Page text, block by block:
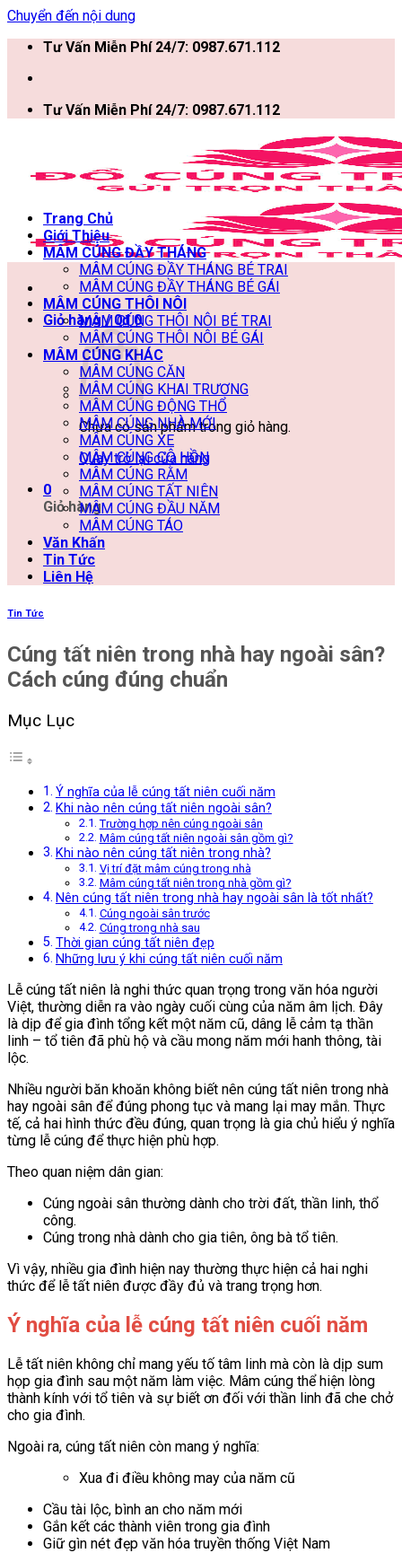
Chuyển đến nội dung
Tư Vấn Miễn Phí 24/7: 0987.671.112
Tư Vấn Miễn Phí 24/7: 0987.671.112
Giỏ hàng /0₫ 0
Chưa có sản phẩm trong giỏ hàng.
Quay trở lại cửa hàng
0
Giỏ hàng
Trang Chủ
Giới Thiệu
MÂM CÚNG ĐẦY THÁNG
MÂM CÚNG ĐẦY THÁNG BÉ TRAI
MÂM CÚNG ĐẦY THÁNG BÉ GÁI
MÂM CÚNG THÔI NÔI
MÂM CÚNG THÔI NÔI BÉ TRAI
MÂM CÚNG THÔI NÔI BÉ GÁI
MÂM CÚNG KHÁC
MÂM CÚNG CĂN
MÂM CÚNG KHAI TRƯƠNG
MÂM CÚNG ĐỘNG THỔ
MÂM CÚNG NHÀ MỚI
MÂM CÚNG XE
MÂM CÚNG CÔ HỒN
MÂM CÚNG RẰM
MÂM CÚNG TẤT NIÊN
MÂM CÚNG ĐẦU NĂM
MÂM CÚNG TÁO
Văn Khấn
Tin Tức
Liên Hệ
Tin Tức
Cúng tất niên trong nhà hay ngoài sân?
Cách cúng đúng chuẩn
Mục Lục
Ý nghĩa của lễ cúng tất niên cuối năm
Khi nào nên cúng tất niên ngoài sân?
Trường hợp nên cúng ngoài sân
Mâm cúng tất niên ngoài sân gồm gì?
Khi nào nên cúng tất niên trong nhà?
Vị trí đặt mâm cúng trong nhà
Mâm cúng tất niên trong nhà gồm gì?
Nên cúng tất niên trong nhà hay ngoài sân là tốt nhất?
Cúng ngoài sân trước
Cúng trong nhà sau
Thời gian cúng tất niên đẹp
Những lưu ý khi cúng tất niên cuối năm
Lễ cúng tất niên là nghi thức quan trọng trong văn hóa người
Việt, thường diễn ra vào ngày cuối cùng của năm âm lịch. Đây
là dịp để gia đình tổng kết một năm cũ, dâng lễ cảm tạ thần
linh – tổ tiên đã phù hộ và cầu mong năm mới hanh thông, tài
lộc.
Nhiều người băn khoăn không biết nên cúng tất niên trong nhà
hay ngoài sân để đúng phong tục và mang lại may mắn. Thực
tế, cả hai hình thức đều đúng, quan trọng là gia chủ hiểu ý nghĩa
từng lễ cúng để thực hiện phù hợp.
Theo quan niệm dân gian:
Cúng ngoài sân thường dành cho trời đất, thần linh, thổ
công.
Cúng trong nhà dành cho gia tiên, ông bà tổ tiên.
Vì vậy, nhiều gia đình hiện nay thường thực hiện cả hai nghi
thức để lễ tất niên được đầy đủ và trang trọng hơn.
Ý nghĩa của lễ cúng tất niên cuối năm
Lễ tất niên không chỉ mang yếu tố tâm linh mà còn là dịp sum
họp gia đình sau một năm làm việc. Mâm cúng thể hiện lòng
thành kính với tổ tiên và sự biết ơn đối với thần linh đã che chở
cho gia đình.
Ngoài ra, cúng tất niên còn mang ý nghĩa:
Xua đi điều không may của năm cũ
Cầu tài lộc, bình an cho năm mới
Gắn kết các thành viên trong gia đình
Giữ gìn nét đẹp văn hóa truyền thống Việt Nam